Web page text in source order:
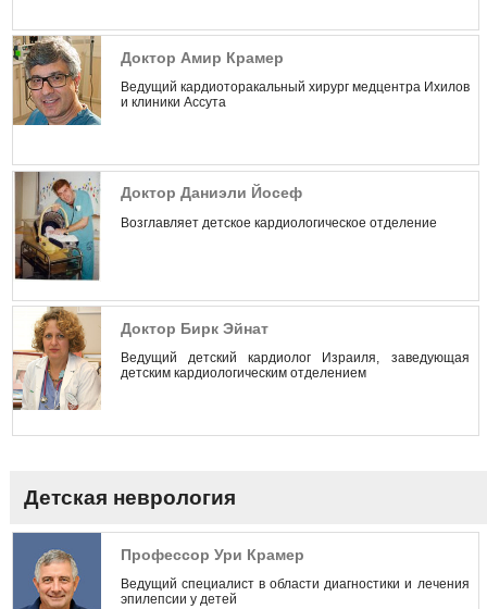
Доктор Амир Крамер
Ведущий кардиоторакальный хирург медцентра Ихилов
и клиники Ассута
Доктор Даниэли Йосеф
Возглавляет детское кардиологическое отделение
Доктор Бирк Эйнат
Ведущий детский кардиолог Израиля, заведующая
детским кардиологическим отделением
Детская неврология
Профессор Ури Крамер
Ведущий специалист в области диагностики и лечения
эпилепсии у детей